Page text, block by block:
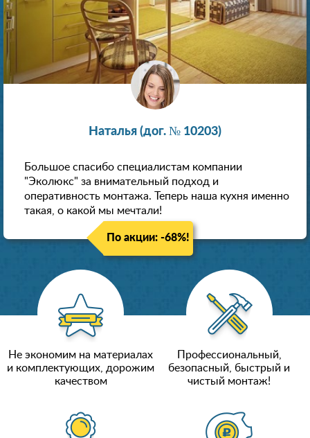
Наталья (дог. № 10203)
Большое спасибо специалистам компании
"Эколюкс" за внимательный подход и
оперативность монтажа. Теперь наша кухня именно
такая, о какой мы мечтали!
По акции: -68%!
Не экономим на материалах
и комплектующих, дорожим
качеством
Профессиональный,
безопасный, быстрый и
чистый монтаж!